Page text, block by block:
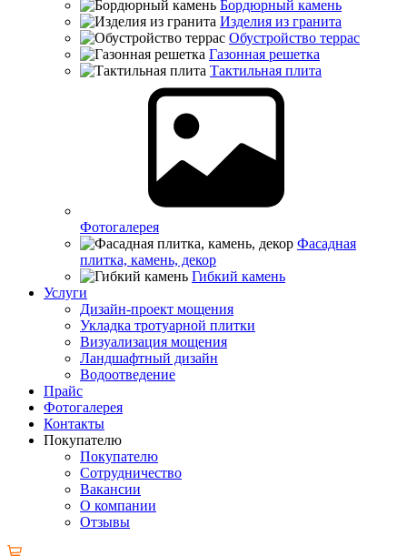
Бордюрный камень
Изделия из гранита
Обустройство террас
Газонная решетка
Тактильная плита
Фотогалерея
Фасадная
плитка, камень, декор
Гибкий камень
Услуги
Дизайн-проект мощения
Укладка тротуарной плитки
Визуализация мощения
Ландшафтный дизайн
Водоотведение
Прайс
Фотогалерея
Контакты
Покупателю
Покупателю
Сотрудничество
Вакансии
О компании
Отзывы